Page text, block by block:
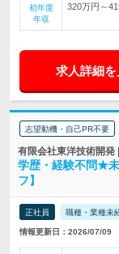
初年度
年収
320万円～
求人詳細を
志望動機・自己PR不要
有限会社東洋技術開
学歴・経験不問★
フ】
正社員 職種・業種未
情報更新日：2026/07/09